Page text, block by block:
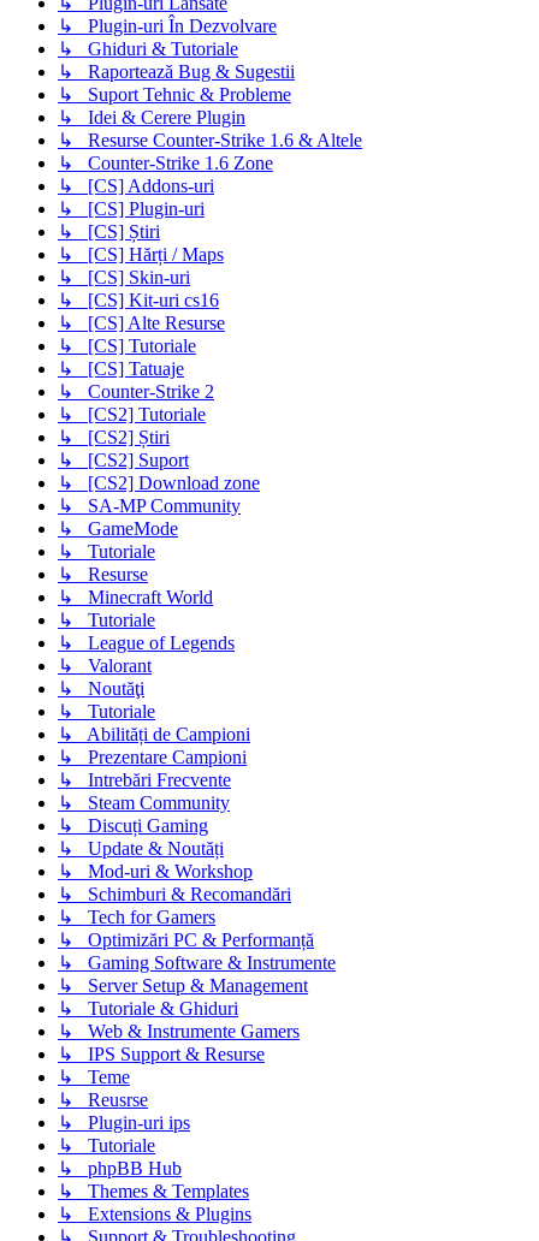
↳ Plugin-uri În Dezvolvare
↳ Ghiduri & Tutoriale
↳ Raportează Bug & Sugestii
↳ Suport Tehnic & Probleme
↳ Idei & Cerere Plugin
↳ Resurse Counter-Strike 1.6 & Altele
↳ Counter-Strike 1.6 Zone
↳ [CS] Addons-uri
↳ [CS] Plugin-uri
↳ [CS] Știri
↳ [CS] Hărți / Maps
↳ [CS] Skin-uri
↳ [CS] Kit-uri cs16
↳ [CS] Alte Resurse
↳ [CS] Tutoriale
↳ [CS] Tatuaje
↳ Counter-Strike 2
↳ [CS2] Tutoriale
↳ [CS2] Știri
↳ [CS2] Suport
↳ [CS2] Download zone
↳ SA-MP Community
↳ GameMode
↳ Tutoriale
↳ Resurse
↳ Minecraft World
↳ Tutoriale
↳ League of Legends
↳ Valorant
↳ Noutăţi
↳ Tutoriale
↳ Abilități de Campioni
↳ Prezentare Campioni
↳ Intrebări Frecvente
↳ Steam Community
↳ Discuți Gaming
↳ Update & Noutăți
↳ Mod-uri & Workshop
↳ Schimburi & Recomandări
↳ Tech for Gamers
↳ Optimizări PC & Performanță
↳ Gaming Software & Instrumente
↳ Server Setup & Management
↳ Tutoriale & Ghiduri
↳ Web & Instrumente Gamers
↳ IPS Support & Resurse
↳ Teme
↳ Reusrse
↳ Plugin-uri ips
↳ Tutoriale
↳ phpBB Hub
↳ Themes & Templates
↳ Extensions & Plugins
↳ Support & Troubleshooting